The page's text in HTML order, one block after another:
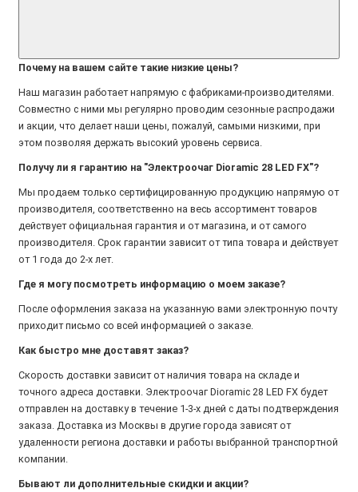
Почему на вашем сайте такие низкие цены?
Наш магазин работает напрямую с фабриками-производителями.
Совместно с ними мы регулярно проводим сезонные распродажи
и акции, что делает наши цены, пожалуй, самыми низкими, при
этом позволяя держать высокий уровень сервиса.
Получу ли я гарантию на "Электроочаг Dioramic 28 LED FX"?
Мы продаем только сертифицированную продукцию напрямую от
производителя, соответственно на весь ассортимент товаров
действует официальная гарантия и от магазина, и от самого
производителя. Срок гарантии зависит от типа товара и действует
от 1 года до 2-х лет.
Где я могу посмотреть информацию о моем заказе?
После оформления заказа на указанную вами электронную почту
приходит письмо со всей информацией о заказе.
Как быстро мне доставят заказ?
Скорость доставки зависит от наличия товара на складе и
точного адреса доставки. Электроочаг Dioramic 28 LED FX будет
отправлен на доставку в течение 1-3-х дней с даты подтверждения
заказа. Доставка из Москвы в другие города зависят от
удаленности региона доставки и работы выбранной транспортной
компании.
Бывают ли дополнительные скидки и акции?